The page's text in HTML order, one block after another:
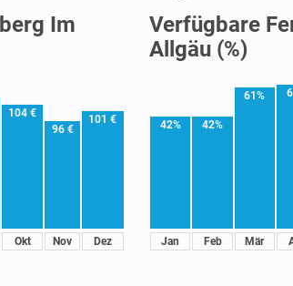
Im
104 €
Okt
96 €
Nov
101 €
Dez
Verfügbare
Allgäu (%)
42%
Jan
42%
Feb
61%
Mär